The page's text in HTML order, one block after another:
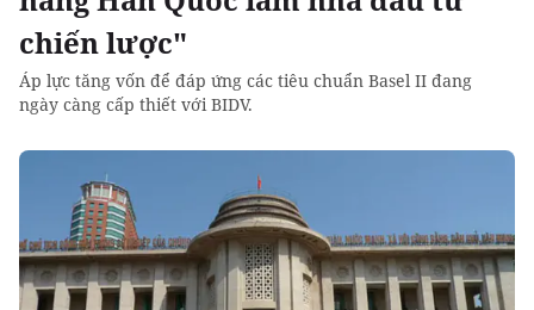
chiến lược"
Áp lực tăng vốn để đáp ứng các tiêu chuẩn Basel II đang
ngày càng cấp thiết với BIDV.